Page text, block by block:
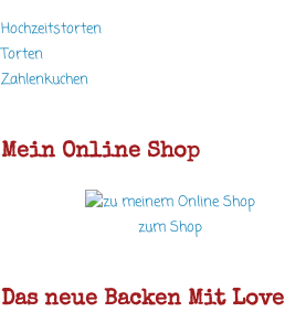
Hochzeitstorten
Torten
Zahlenkuchen
Mein Online Shop
zum Shop
Das neue Backen Mit Love